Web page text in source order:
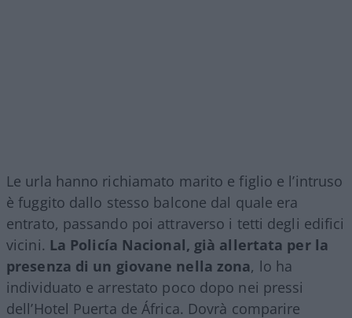
Le urla hanno richiamato marito e figlio e l’intruso
è fuggito dallo stesso balcone dal quale era
entrato, passando poi attraverso i tetti degli edifici
vicini. La Policía Nacional, già allertata per la
presenza di un giovane nella zona, lo ha
individuato e arrestato poco dopo nei pressi
dell’Hotel Puerta de África. Dovrà comparire